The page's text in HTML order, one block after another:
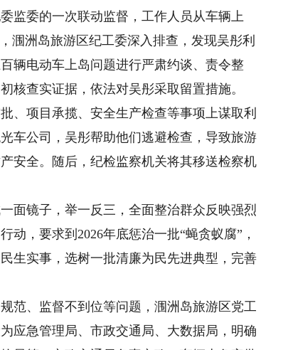
委的一次联动监督，工作人员从车辆上
涠洲岛旅游区纪工委深入排查，发现吴彤利
辆电动车上岛问题进行严肃约谈、责令整
核查实证据，依法对吴彤采取留置措施。
项目承揽、安全生产检查等事项上谋取利
车公司，吴彤帮助他们逃避检查，导致旅游
安全。随后，纪检监察机关将其移送检察机
镜子，举一反三，全面整治群众反映强烈
，要求到2026年底惩治一批“蝇贪蚁腐”，
生实事，选树一批清廉为民先进典型，完善
、监督不到位等问题，涠洲岛旅游区党工
应急管理局、市政交通局、大数据局，明确